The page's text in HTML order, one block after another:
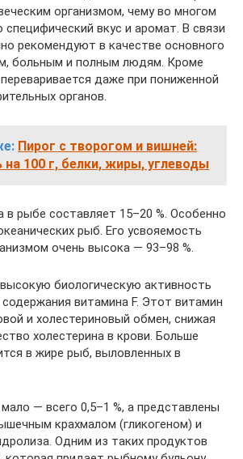
организмом, чему во многом
вкус и аромат. В связи
рекомендуют в качестве основного
больным и полным людям. Кроме
даже при пониженной
органов.
Пирог с творогом и вишней:
на 100 г, белки, жиры, углеводы
в рыбе составляет 15–20 %. Особенно
рыб. Его усвояемость
очень высока — 93–98 %.
биологическую активность
витамина F. Этот витамин
и холестериновый обмен, снижая
холестерина в крови. Больше
в жире рыб, выловленных в
— всего 0,5–1 %, а представлены
крахмалом (гликогеном) и
Одним из таких продуктов